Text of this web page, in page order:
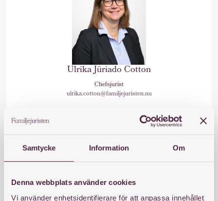
Samtycke Information Om
Denna webbplats använder cookies
Vi använder enhetsidentifierare för att anpassa innehållet
Ulrika Jüriado Cotton
Chefsjurist
ulrika.cotton@familjejuristen.nu